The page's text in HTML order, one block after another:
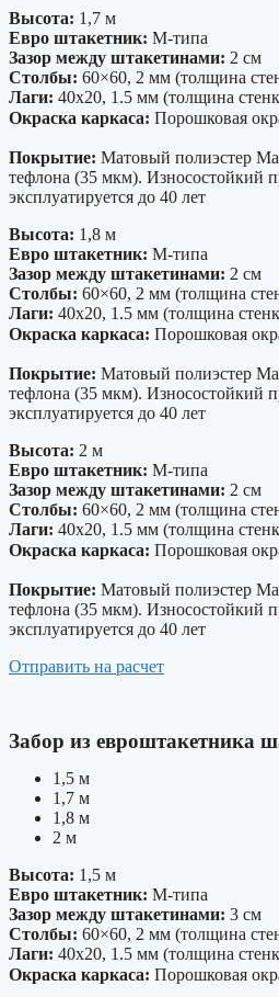
Высота: 1,7 м
Евро штакетник: М-типа
Зазор между штакетинами: 2 см
Столбы: 60×60, 2 мм (толщина
Лаги: 40х20, 1.5 мм (толщина
Окраска каркаса: Порошковая
Покрытие: Матовый полиэстер
тефлона (35 мкм). Износостойкий
эксплуатируется до 40 лет
Высота: 1,8 м
Евро штакетник: М-типа
Зазор между штакетинами: 2 см
Столбы: 60×60, 2 мм (толщина
Лаги: 40х20, 1.5 мм (толщина
Окраска каркаса: Порошковая
Покрытие: Матовый полиэстер
тефлона (35 мкм). Износостойкий
эксплуатируется до 40 лет
Высота: 2 м
Евро штакетник: М-типа
Зазор между штакетинами: 2 см
Столбы: 60×60, 2 мм (толщина
Лаги: 40х20, 1.5 мм (толщина
Окраска каркаса: Порошковая
Покрытие: Матовый полиэстер
тефлона (35 мкм). Износостойкий
эксплуатируется до 40 лет
Отправить на расчет
Забор из евроштакетника
1,5 м
1,7 м
1,8 м
2 м
Высота: 1,5 м
Евро штакетник: М-типа
Зазор между штакетинами: 3 см
Столбы: 60×60, 2 мм (толщина
Лаги: 40х20, 1.5 мм (толщина
Окраска каркаса: Порошковая